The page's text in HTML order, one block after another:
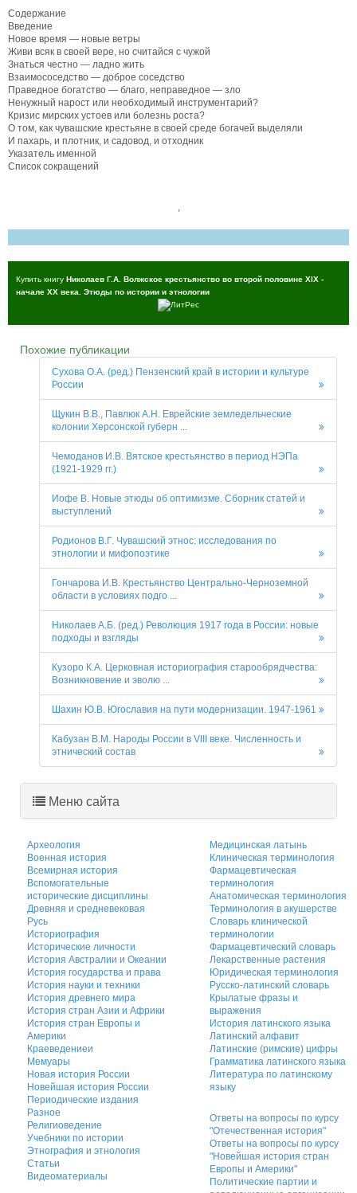
Содержание
Введение
Новое время — новые ветры
Живи всяк в своей вере, но считайся с чужой
Знаться честно — ладно жить
Взаимососедство — доброе соседство
Праведное богатство — благо, неправедное — зло
Ненужный нарост или необходимый инструментарий?
Кризис мирских устоев или болезнь роста?
О том, как чувашские крестьяне в своей среде богачей выделяли
И пахарь, и плотник, и садовод, и отходник
Указатель именной
Список сокращений
,
Купить книгу Николаев Г.А. Волжское крестьянство во второй половине XIX -
начале XX века. Этюды по истории и этнологии
Похожие публикации
Сухова О.А. (ред.) Пензенский край в истории и культуре
России
Щукин В.В., Павлюк А.Н. Еврейские земледельческие
колонии Херсонской губерн ...
Чемоданов И.В. Вятское крестьянство в период НЭПа
(1921-1929 гг.)
Иофе В. Новые этюды об оптимизме. Сборник статей и
выступлений
Родионов В.Г. Чувашский этнос: исследования по
этнологии и мифопоэтике
Гончарова И.В. Крестьянство Центрально-Черноземной
области в условиях подго ...
Николаев А.Б. (ред.) Революция 1917 года в России: новые
подходы и взгляды
Кузоро К.А. Церковная историография старообрядчества:
Возникновение и эволю ...
Шахин Ю.В. Югославия на пути модернизации. 1947-1961
Кабузан В.М. Народы России в VIII веке. Численность и
этнический состав
Меню сайта
Археология
Военная история
Всемирная история
Вспомогательные
исторические дисциплины
Древняя и средневековая
Русь
Историография
Исторические личности
История Австралии и Океании
История государства и права
История науки и техники
История древнего мира
История стран Азии и Африки
История стран Европы и
Америки
Краеведениеи
Мемуары
Новая история России
Новейшая история России
Периодические издания
Разное
Религиоведение
Учебники по истории
Этнография и этнология
Статьи
Видеоматериалы
Медицинская латынь
Клиническая терминология
Фармацевтическая
терминология
Анатомическая терминология
Терминология в акушерстве
Словарь клинической
терминологии
Фармацевтический словарь
Лекарственные растения
Юридическая терминология
Русско-латинский словарь
Крылатые фразы и
выражения
История латинского языка
Латинский алфавит
Латинские (римские) цифры
Грамматика латинского языка
Литература по латинскому
языку
Ответы на вопросы по курсу
"Отечественная история"
Ответы на вопросы по курсу
"Новейшая история стран
Европы и Америки"
Политические партии и